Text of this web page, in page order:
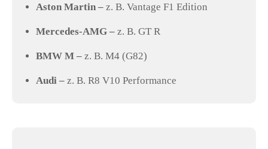
Aston Martin – z. B. Vantage F1 Edition
Mercedes-AMG – z. B. GT R
BMW M – z. B. M4 (G82)
Audi – z. B. R8 V10 Performance